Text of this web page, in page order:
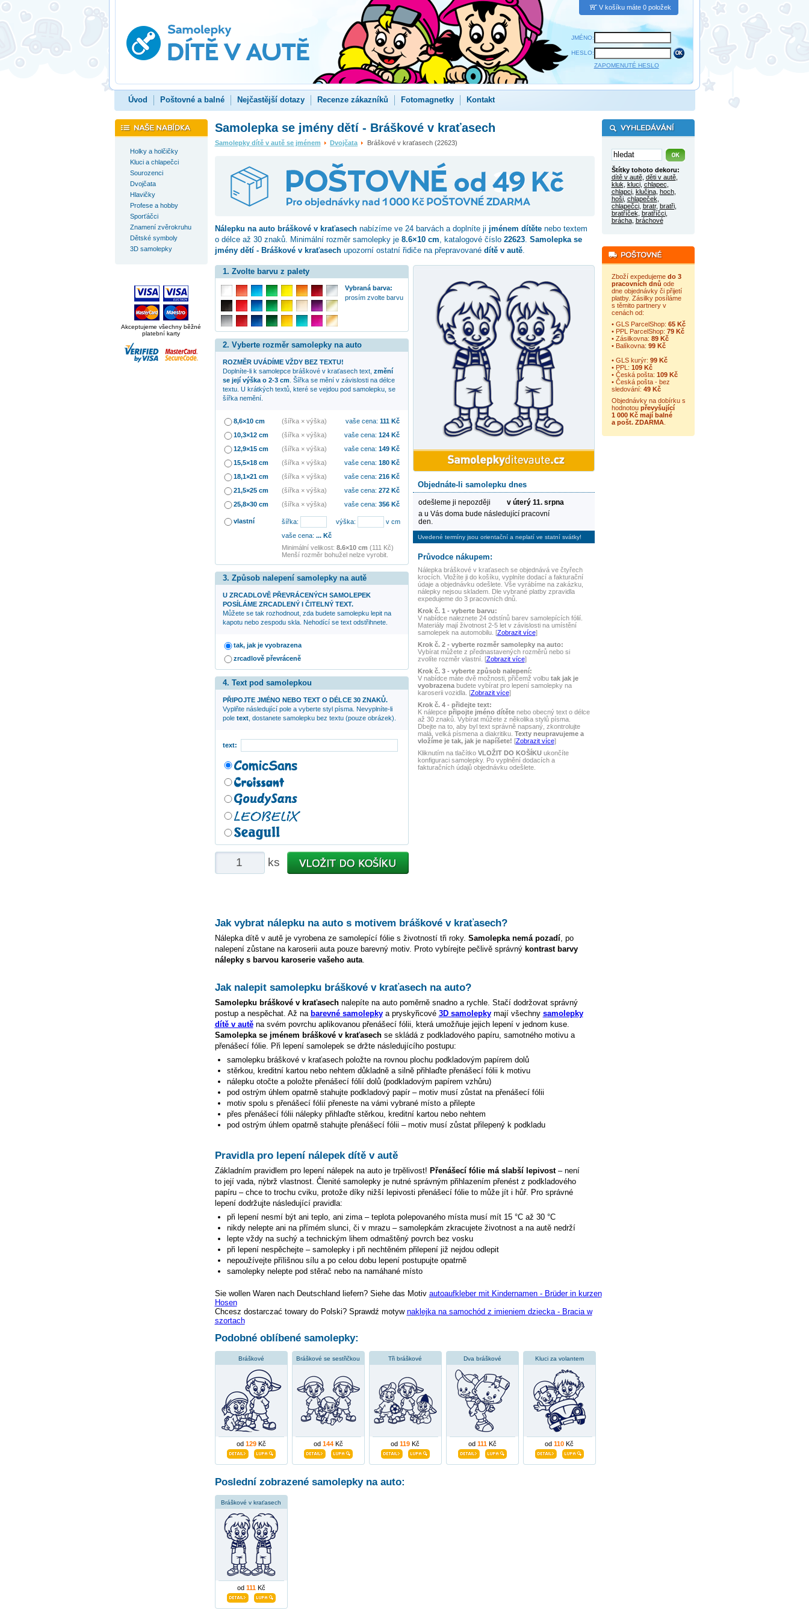
V košíku máte 0 položek
JMÉNO:
HESLO:
ZAPOMENUTÉ HESLO
Úvod Poštovné a balné Nejčastější dotazy Recenze zákazníků Fotomagnetky Kontakt
Holky a holčičky
Kluci a chlapečci
Sourozenci
Dvojčata
Hlavičky
Profese a hobby
Sporťáčci
Znamení zvěrokruhu
Dětské symboly
3D samolepky
Akceptujeme všechny běžné
platební karty
Samolepka se jmény dětí - Bráškové v kraťasech
Samolepky dítě v autě se jménem Dvojčata Bráškové v kraťasech (22623)
Nálepku na auto bráškové v kraťasechnabízíme ve 24 barvách a doplníte ji jménem dítětenebo textem
o délce až 30 znaků. Minimální rozměr samolepky je 8.6×10 cm, katalogové číslo 22623. Samolepka se
jmény dětí - Bráškové v kraťasechupozorní ostatní řidiče na přepravované dítě v autě.
Objednáte-li samolepku dnes
odešleme ji nepozději
v úterý 11. srpna
a u Vás doma bude následující pracovní
den.
Uvedené termíny jsou orientační a neplatí ve statní svátky!
Průvodce nákupem:
Nálepka bráškové v kraťasechse objednává ve čtyřech
krocích. Vložíte ji do košíku, vyplníte dodací a fakturační
údaje a objednávku odešlete. Vše vyrábíme na zakázku,
nálepky nejsou skladem. Dle vybrané platby zpravidla
expedujeme do 3 pracovních dnů.
Krok č. 1 - vyberte barvu:
V nabídce naleznete 24 odstínů barev samolepících fólií.
Materiály mají životnost 2-5 let v závislosti na umístění
samolepek na automobilu. [Zobrazit více]
Krok č. 2 - vyberte rozměr samolepky na auto:
Vybírat můžete z přednastavených rozměrů nebo si
zvolíte rozměr vlastní. [Zobrazit více]
Krok č. 3 - vyberte způsob nalepení:
V nabídce máte dvě možnosti, přičemž volbu tak jak je
vyobrazenabudete vybírat pro lepení samolepky na
karoserii vozidla. [Zobrazit více]
Krok č. 4 - přidejte text:
K nálepce připojte jméno dítětenebo obecný text o délce
až 30 znaků. Vybírat můžete z několika stylů písma.
Dbejte na to, aby byl text správně napsaný, zkontrolujte
malá, velká písmena a diakritiku. Texty neupravujeme a
vložíme je tak, jak je napíšete! [Zobrazit více]
Kliknutím na tlačítko VLOŽIT DO KOŠÍKUukončíte
konfiguraci samolepky. Po vyplnění dodacích a
fakturačních údajů objednávku odešlete.
1. Zvolte barvu z palety
Vybraná barva:
prosím zvolte barvu
2. Vyberte rozměr samolepky na auto
ROZMĚR UVÁDÍME VŽDY BEZ TEXTU!
Doplníte-li k samolepce bráškové v kraťasechtext, změní
se její výška o 2-3 cm. Šířka se mění v závislosti na délce
textu. U krátkých textů, které se vejdou pod samolepku, se
šířka nemění.
8,6×10 cm (šířka × výška) vaše cena: 111Kč
10,3×12 cm
(šířka × výška) vaše cena: 124Kč
12,9×15 cm
(šířka × výška) vaše cena: 149Kč
15,5×18 cm
(šířka × výška) vaše cena: 180Kč
18,1×21 cm
(šířka × výška) vaše cena: 216Kč
21,5×25 cm
(šířka × výška) vaše cena: 272Kč
25,8×30 cm
(šířka × výška) vaše cena: 356Kč
vlastní šířka: výška:
v cm
vaše cena: ...Kč
Minimální velikost: 8.6×10 cm (111 Kč)
Menší rozměr bohužel nelze vyrobit.
3. Způsob nalepení samolepky na autě
U ZRCADLOVĚ PŘEVRÁCENÝCH SAMOLEPEK
POSÍLÁME ZRCADLENÝ I ČITELNÝ TEXT.
Můžete se tak rozhodnout, zda budete samolepku lepit na
kapotu nebo zespodu skla. Nehodící se text odstřihnete.
tak, jak je vyobrazena
zrcadlově převráceně
4. Text pod samolepkou
PŘIPOJTE JMÉNO NEBO TEXT O DÉLCE 30 ZNAKŮ.
Vyplňte následující pole a vyberte styl písma. Nevyplníte-li
pole text, dostanete samolepku bez textu (pouze obrázek).
text:
ks
Jak vybrat nálepku na auto s motivem bráškové v kraťasech?
Nálepka dítě v autě je vyrobena ze samolepící fólie s životností tři roky. Samolepka nemá pozadí, po
nalepení zůstane na karoserii auta pouze barevný motiv. Proto vybírejte pečlivě správný kontrast barvy
nálepky s barvou karoserie vašeho auta.
Jak nalepit samolepku bráškové v kraťasechna auto?
Samolepku bráškové v kraťasechnalepíte na auto poměrně snadno a rychle. Stačí dodržovat správný
postup a nespěchat. Až na barevné samolepkya pryskyřicové 3D samolepkymají všechny samolepky
dítě v autěna svém povrchu aplikovanou přenášecí fólii, která umožňuje jejich lepení v jednom kuse.
Samolepka se jménem bráškové v kraťasechse skládá z podkladového papíru, samotného motivu a
přenášecí fólie. Při lepení samolepek se držte následujícího postupu:
samolepku bráškové v kraťasechpoložte na rovnou plochu podkladovým papírem dolů
stěrkou, kreditní kartou nebo nehtem důkladně a silně přihlaďte přenášecí fólii k motivu
nálepku otočte a položte přenášecí fólií dolů (podkladovým papírem vzhůru)
pod ostrým úhlem opatrně stahujte podkladový papír – motiv musí zůstat na přenášecí fólii
motiv spolu s přenášecí fólií přeneste na vámi vybrané místo a přilepte
přes přenášecí fólii nálepky přihlaďte stěrkou, kreditní kartou nebo nehtem
pod ostrým úhlem opatrně stahujte přenášecí fólii – motiv musí zůstat přilepený k podkladu
Pravidla pro lepení nálepek dítě v autě
Základním pravidlem pro lepení nálepek na auto je trpělivost! Přenášecí fólie má slabší lepivost– není
to její vada, nýbrž vlastnost. Členité samolepky je nutné správným přihlazením přenést z podkladového
papíru – chce to trochu cviku, protože díky nižší lepivosti přenášecí fólie to může jít i hůř. Pro správné
lepení dodržujte následující pravidla:
při lepení nesmí být ani teplo, ani zima – teplota polepovaného místa musí mít 15 °C až 30 °C
nikdy nelepte ani na přímém slunci, či v mrazu – samolepkám zkracujete životnost a na autě nedrží
lepte vždy na suchý a technickým lihem odmaštěný povrch bez vosku
při lepení nespěchejte – samolepky i při nechtěném přilepení již nejdou odlepit
nepoužívejte přílišnou sílu a po celou dobu lepení postupujte opatrně
samolepky nelepte pod stěrač nebo na namáhané místo
Sie wollen Waren nach Deutschland liefern? Siehe das Motiv autoaufkleber mit Kindernamen - Brüder in kurzen
Hosen
Chcesz dostarczać towary do Polski? Sprawdź motyw naklejka na samochód z imieniem dziecka - Bracia w
szortach
Podobné oblíbené samolepky:
Bráškové
od 129Kč
Bráškové se sestřičkou
od 144Kč
Tři bráškové
od 119 Kč
Dva bráškové
od 111Kč
Kluci za volantem
od 110 Kč
Poslední zobrazené samolepky na auto:
Bráškové v kraťasech
od 111Kč
Štítky tohoto dekoru:
dítě v autě, děti v autě,
kluk kluci, chlapec
chlapci, klučina, hoch,
hoši, chlapeček
chlapečci, bratr, bratři,
bratříček bratříčci,
brácha, bráchové
Zboží expedujeme do 3
pracovních dnů ode
dne objednávky či přijetí
platby. Zásilky posíláme
s těmito partnery v
cenách od:
• GLS ParcelShop: 65 Kč
• PPL ParcelShop: 79 Kč
• Zásilkovna: 89 Kč
• Balíkovna: 99 Kč
• GLS kurýr: 99 Kč
• PPL: 109 Kč
• Česká pošta: 109 Kč
• Česká pošta - bez
sledování: 49 Kč
Objednávky na dobírku s
hodnotou převyšující
1 000 Kč mají balné
a pošt. ZDARMA.